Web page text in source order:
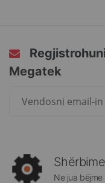
Megatek
rreth
Megatek:
Ne jua